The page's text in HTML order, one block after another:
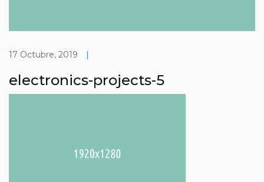
17 Octubre, 2019 |
electronics-projects-5